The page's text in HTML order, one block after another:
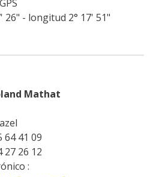
26" - longitud 2° 17' 51"
Mathat
64 41 09
27 26 12
: